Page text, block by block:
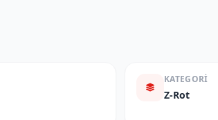
KATEGORI
Z-Rot